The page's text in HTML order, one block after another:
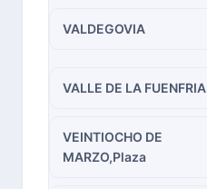
VALDEGOVIA
VALLE DE LA FUENFRIA
VEINTIOCHO DE
MARZO,Plaza